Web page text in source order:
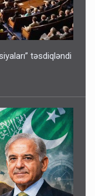
təsdiqləndi